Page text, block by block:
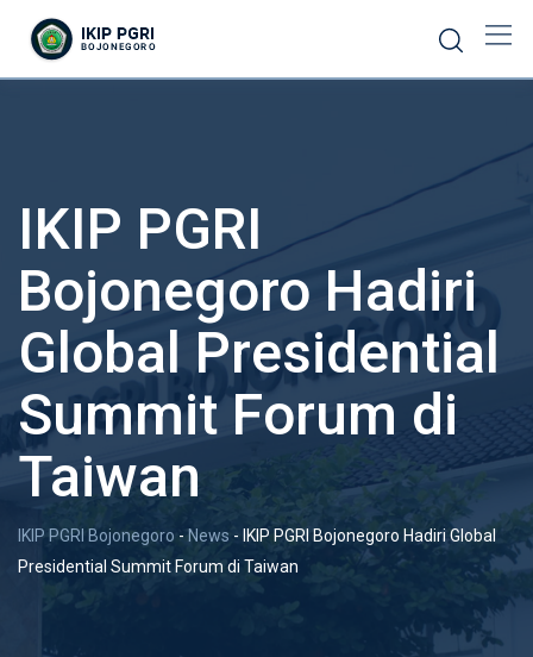
IKIP PGRI
Bojonegoro Hadiri
Global Presidential
Summit Forum di
Taiwan
IKIP PGRI Bojonegoro - News - IKIP PGRI Bojonegoro Hadiri Global
Presidential Summit Forum di Taiwan